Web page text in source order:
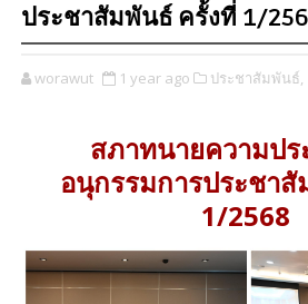
ประชาสัมพันธ์ ครั้งที่ 1/
worawut 1 year ago ประชาสัมพันธ์,
สภาทนายความป
อนุกรรมการประชา
1/2568